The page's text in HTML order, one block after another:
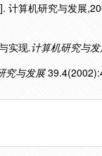
计算机研究与发展
实现.计算机研究与
究与发展